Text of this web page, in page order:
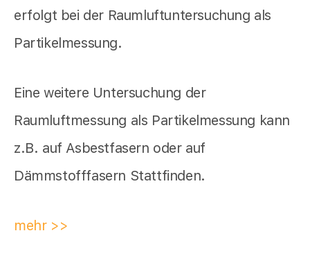
erfolgt bei der Raumluftuntersuchung als
Partikelmessung.
Eine weitere Untersuchung der
Raumluftmessung als Partikelmessung kann
z.B. auf Asbestfasern oder auf
Dämmstofffasern Stattfinden.
mehr >>